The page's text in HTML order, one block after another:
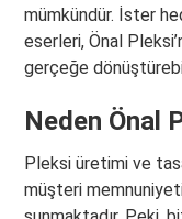
mümkündür. İster
eserleri, Önal
gerçeğe
Neden Önal
Pleksi üretimi ve
müşteri